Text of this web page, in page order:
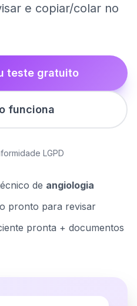
e copiar/colar no
teste gratuito
funciona
LGPD
de angiologia
pronto para revisar
pronta + documentos